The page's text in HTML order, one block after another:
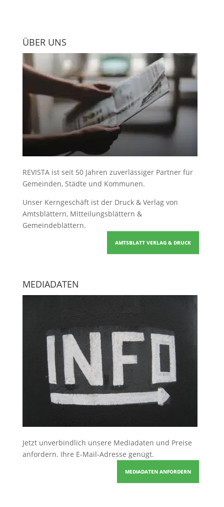
ÜBER UNS
REVISTA ist seit 50 Jahren zuverlässiger Partner für
Gemeinden, Städte und Kommunen.
Unser Kerngeschäft ist der Druck & Verlag von
Amtsblättern, Mitteilungsblättern &
Gemeindeblättern.
AMTSBLATT VERLAG & DRUCK
MEDIADATEN
Jetzt unverbindlich unsere Mediadaten und Preise
anfordern. Ihre E-Mail-Adresse genügt.
MEDIADATEN ANFORDERN